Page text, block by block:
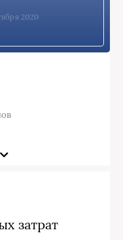
2020
затрат